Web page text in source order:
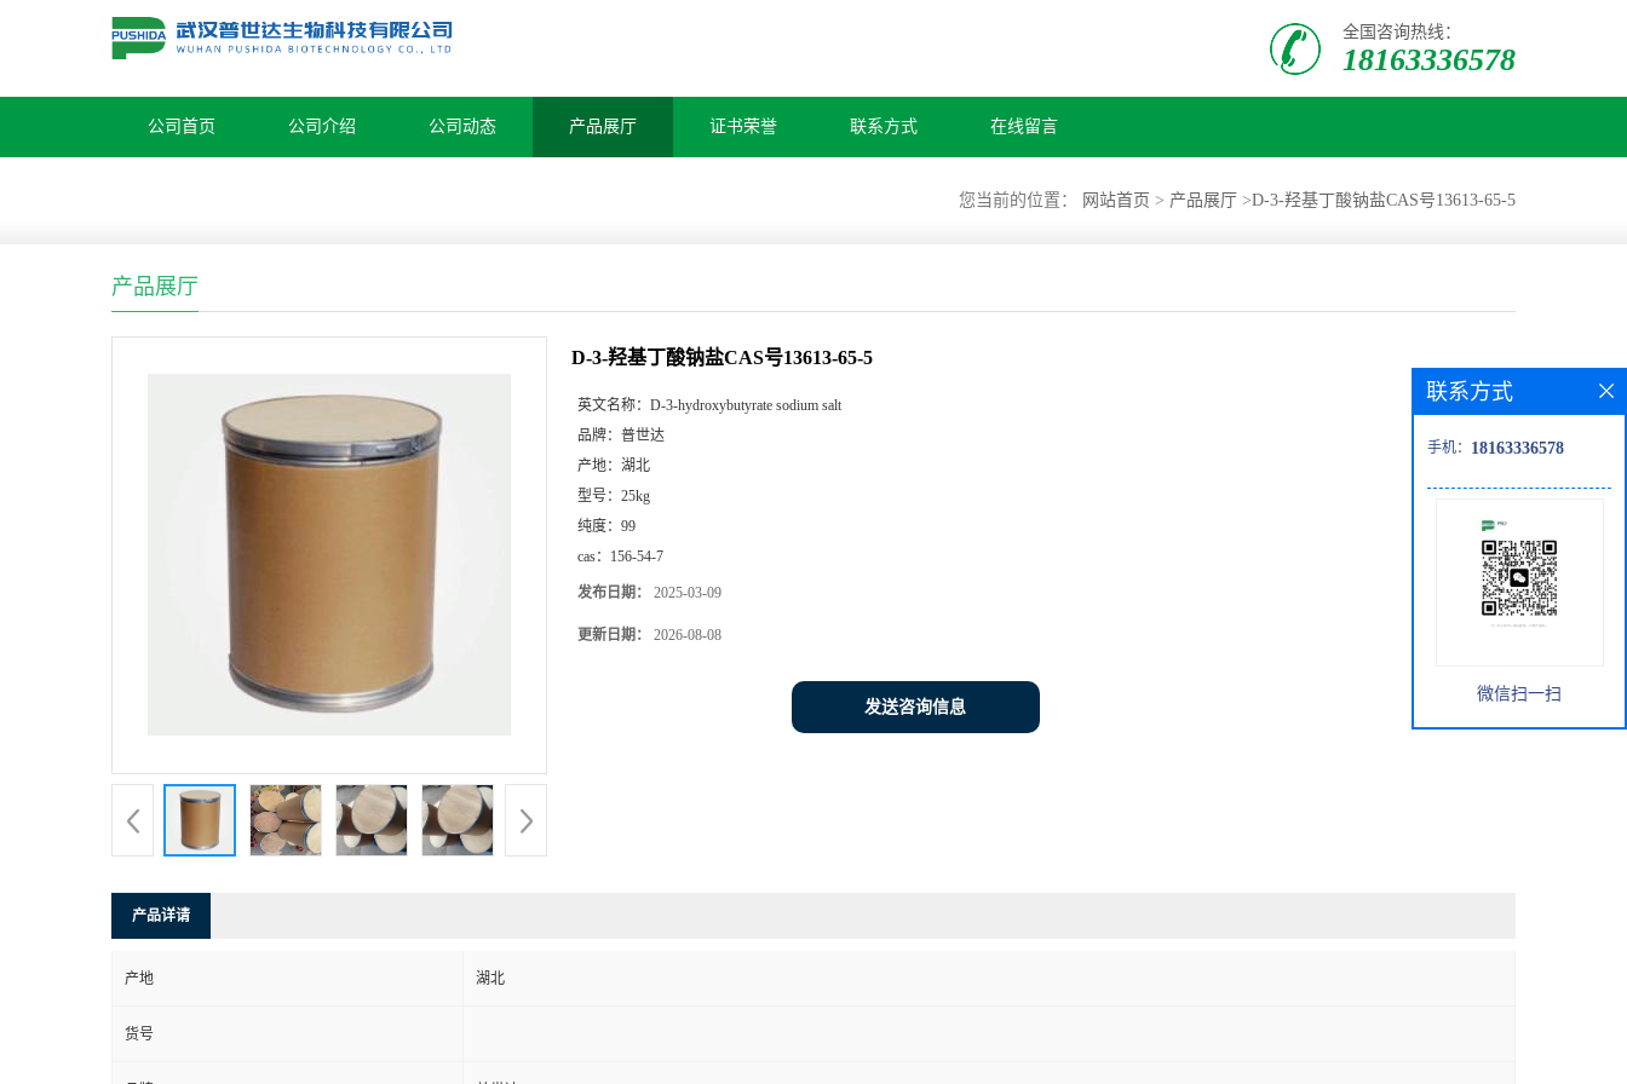
全国咨询热线：
18163336578
公司首页 公司介绍 公司动态 产品展厅 证书荣誉 联系方式 在线留言
您当前的位置： 网站首页 > 产品展厅 >D-3-羟基丁酸钠盐CAS号13613-65-5
产品展厅
D-3-羟基丁酸钠盐CAS号13613-65-5
英文名称： D-3-hydroxybutyrate sodium salt
品牌： 普世达
产地： 湖北
型号： 25kg
纯度： 99
cas： 156-54-7
发布日期： 2025-03-09
更新日期： 2026-08-08
发送咨询信息
产品详请
产地 湖北
货号
联系方式
手机： 18163336578
微信扫一扫